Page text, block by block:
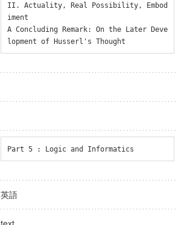
II. Actuality, Real Possibility, Embod
iment
A Concluding Remark: On the Later Deve
lopment of Husserl's Thought
Part 5 : Logic and Informatics
英語